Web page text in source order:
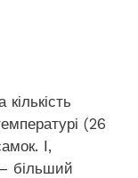
(26
І,
більший